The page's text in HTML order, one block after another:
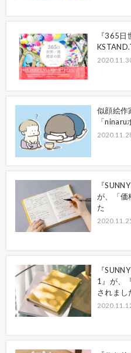
『365
似顔絵作
「
『
が、「価
た
『
1』が、
されまし